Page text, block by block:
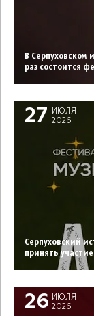
В Серпуховском
раз состоится
27
ИЮЛЯ
2026
Серпуховский
принять
26
ИЮЛЯ
2026